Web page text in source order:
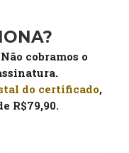
cobramos o
do certificado,
R$79,90.